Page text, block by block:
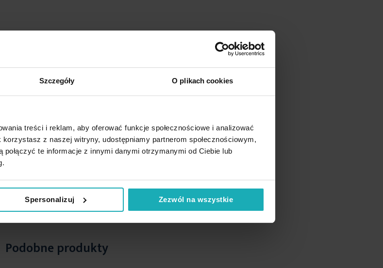
Szczegóły O plikach cookies
treści i reklam, aby oferować funkcje społecznościowe i analizować
z naszej witryny, udostępniamy partnerom społecznościowym,
te informacje z innymi danymi otrzymanymi od Ciebie lub
Spersonalizuj Zezwól na wszystkie
Podobne produkty